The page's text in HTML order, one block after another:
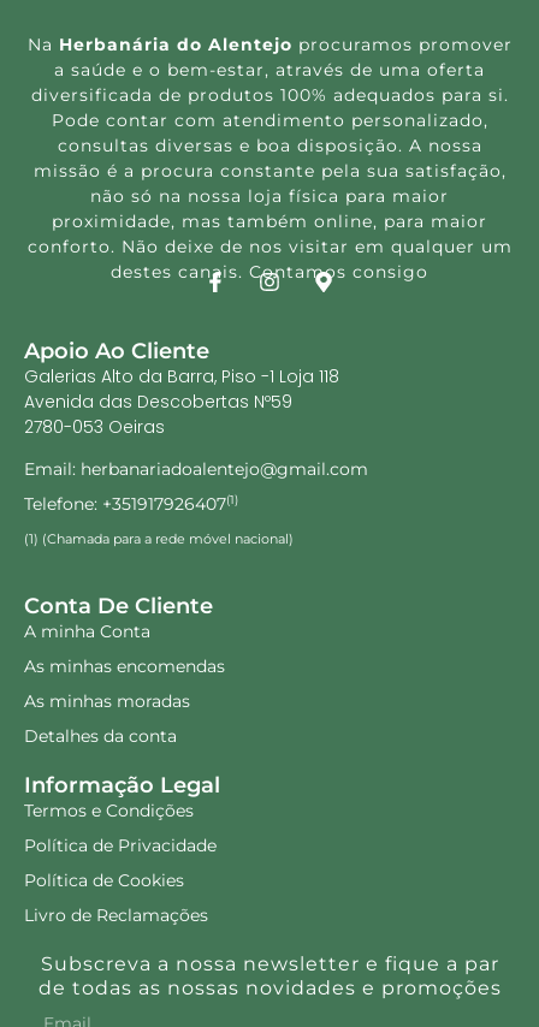
Na Herbanária do Alentejo procuramos promover
a saúde e o bem-estar, através de uma oferta
diversificada de produtos 100% adequados para si.
Pode contar com atendimento personalizado,
consultas diversas e boa disposição. A nossa
missão é a procura constante pela sua satisfação,
não só na nossa loja física para maior
proximidade, mas também online, para maior
conforto. Não deixe de nos visitar em qualquer um
destes canais. Contamos consigo
Apoio Ao Cliente
Galerias Alto da Barra, Piso -1 Loja 118
Avenida das Descobertas Nº59
2780-053 Oeiras
Email: herbanariadoalentejo@gmail.com
Telefone: +351917926407(1)
(1) (Chamada para a rede móvel nacional)
Conta De Cliente
A minha Conta
As minhas encomendas
As minhas moradas
Detalhes da conta
Informação Legal
Termos e Condições
Política de Privacidade
Política de Cookies
Livro de Reclamações
Subscreva a nossa newsletter e fique a par
de todas as nossas novidades e promoções